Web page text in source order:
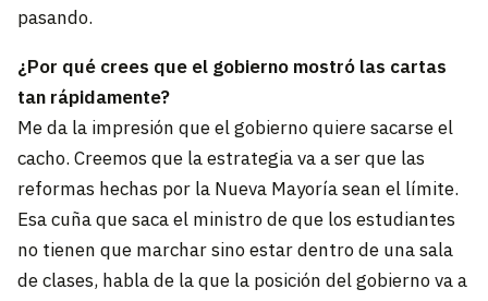
pasando.
¿Por qué crees que el gobierno mostró las cartas
tan rápidamente?
Me da la impresión que el gobierno quiere sacarse el
cacho. Creemos que la estrategia va a ser que las
reformas hechas por la Nueva Mayoría sean el límite.
Esa cuña que saca el ministro de que los estudiantes
no tienen que marchar sino estar dentro de una sala
de clases, habla de la que la posición del gobierno va a